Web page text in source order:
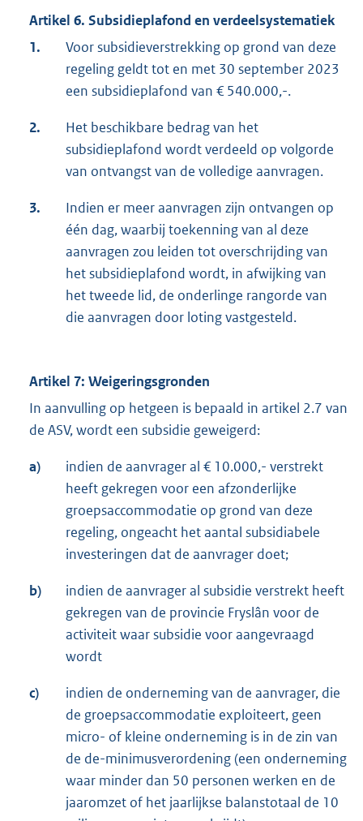
Artikel 6. Subsidieplafond en verdeelsystematiek
1.
Voor subsidieverstrekking op grond van deze
regeling geldt tot en met 30 september 2023
een subsidieplafond van € 540.000,-.
2.
Het beschikbare bedrag van het
subsidieplafond wordt verdeeld op volgorde
van ontvangst van de volledige aanvragen.
3.
Indien er meer aanvragen zijn ontvangen op
één dag, waarbij toekenning van al deze
aanvragen zou leiden tot overschrijding van
het subsidieplafond wordt, in afwijking van
het tweede lid, de onderlinge rangorde van
die aanvragen door loting vastgesteld.
Artikel 7: Weigeringsgronden
In aanvulling op hetgeen is bepaald in artikel 2.7 van
de ASV, wordt een subsidie geweigerd:
a)
indien de aanvrager al € 10.000,- verstrekt
heeft gekregen voor een afzonderlijke
groepsaccommodatie op grond van deze
regeling, ongeacht het aantal subsidiabele
investeringen dat de aanvrager doet;
b)
indien de aanvrager al subsidie verstrekt heeft
gekregen van de provincie Fryslân voor de
activiteit waar subsidie voor aangevraagd
wordt
c)
indien de onderneming van de aanvrager, die
de groepsaccommodatie exploiteert, geen
micro- of kleine onderneming is in de zin van
de de-minimusverordening (een onderneming
waar minder dan 50 personen werken en de
jaaromzet of het jaarlijkse balanstotaal de 10